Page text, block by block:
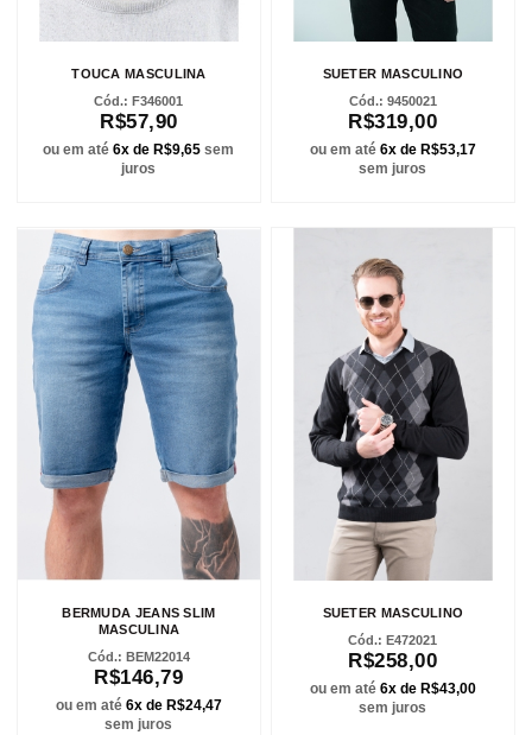
TOUCA MASCULINA
F346001
R$57,90
ou em até6x de R$9,65 sem
juros
SUETER MASCULINO
9450021
R$319,00
ou em até 6x de R$53,17
sem juros
BERMUDA JEANS SLIM
MASCULINA
BEM22014
R$146,79
ou em até 6x de R$24,47
sem juros
SUETER MASCULINO
E472021
R$258,00
ou em até 6x de R$43,00
sem juros